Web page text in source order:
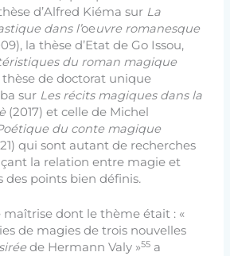
d’Alfred Kiéma sur La
dans l’oeuvre romanesque
la thèse d’Etat de Go Issou,
du roman magique
thèse de doctorat unique
sur Les récits magiques dans la
(2017) et celle de Michel
du conte magique
qui sont autant de recherches
la relation entre magie et
des points bien définis.
dont le thème était : «
de magies de trois nouvelles
de Hermann Valy »55 a